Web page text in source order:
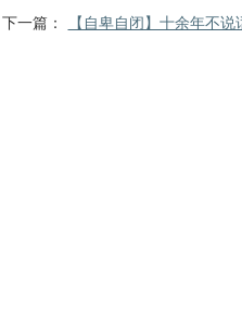
下一篇：
【自卑自闭】十余年不